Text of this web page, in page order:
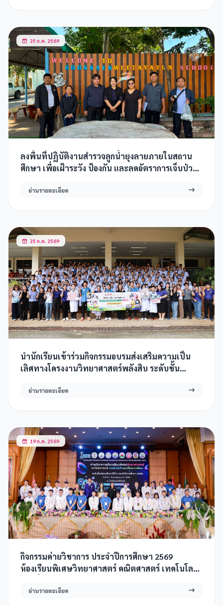
25 ก.ค. 2569
ลงพื้นที่ปฏิบัติงานสำรวจลูกน้ำยุงลายภายในสถาน
ศึกษา เพื่อเฝ้าระวัง ป้องกัน และลดอัตราการเจ็บป่วย
อ่านรายละเอียด
25 ก.ค. 2569
นำนักเรียนเข้าร่วมกิจกรรมอบรมส่งเสริมความเป็น
เลิศทางโครงงานวิทยาศาสตร์พลังสิบ ระดับชั้น
อ่านรายละเอียด
19 ก.ค. 2569
กิจกรรมค่ายวิชาการ ประจำปีการศึกษา 2569
ห้องเรียนพิเศษวิทยาศาสตร์ คณิตศาสตร์ เทคโนโลยี
อ่านรายละเอียด